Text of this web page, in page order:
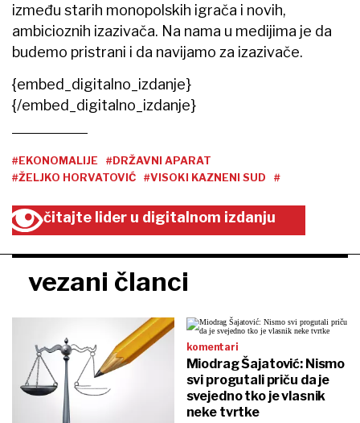
između starih monopolskih igrača i novih,
ambicioznih izazivača. Na nama u medijima je da
budemo pristrani i da navijamo za izazivače.
{embed_digitalno_izdanje}
{/embed_digitalno_izdanje}
#EKONOMALIJE
#DRŽAVNI APARAT
#ŽELJKO HORVATOVIĆ
#VISOKI KAZNENI SUD #
čitajte lider u digitalnom izdanju
vezani članci
komentari
Miodrag Šajatović: Nismo
svi progutali priču da je
svejedno tko je vlasnik
neke tvrtke